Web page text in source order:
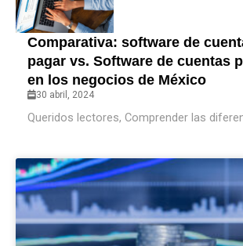
Comparativa: software de
pagar vs. Software de cuentas
en los negocios de México
30 abril, 2024
Queridos lectores, Comprender las